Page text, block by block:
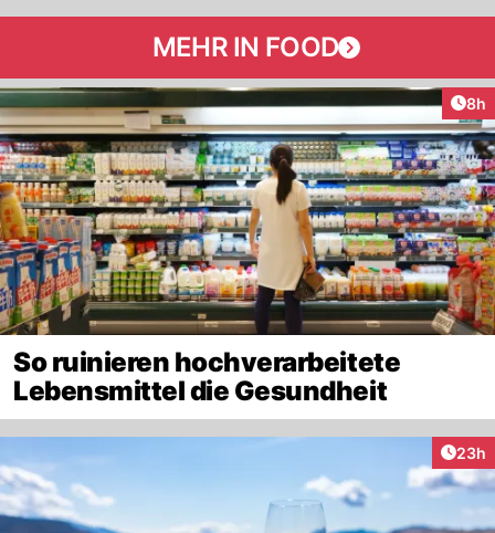
MEHR IN FOOD
8h
So ruinieren hochverarbeitete
Lebensmittel die Gesundheit
23h